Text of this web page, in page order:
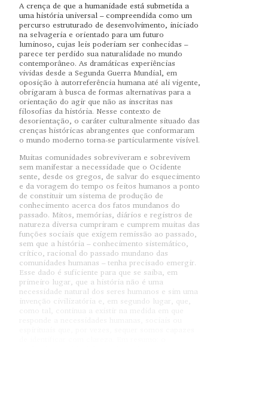
A crença de que a humanidade está submetida a
uma história universal – compreendida como um
percurso estruturado de desenvolvimento, iniciado
na selvageria e orientado para um futuro
luminoso, cujas leis poderiam ser conhecidas –
parece ter perdido sua naturalidade no mundo
contemporâneo. As dramáticas experiências
vividas desde a Segunda Guerra Mundial, em
oposição à autorreferência humana até ali vigente,
obrigaram à busca de formas alternativas para a
orientação do agir que não as inscritas nas
filosofias da história. Nesse contexto de
desorientação, o caráter culturalmente situado das
crenças históricas abrangentes que conformaram
o mundo moderno torna-se particularmente visível.
Muitas comunidades sobreviveram e sobrevivem
sem manifestar a necessidade que o Ocidente
sente, desde os gregos, de salvar do esquecimento
e da voragem do tempo os feitos humanos a ponto
de constituir um sistema de produção de
conhecimento acerca dos fatos mundanos do
passado. Mitos, memórias, diários e registros de
natureza diversa cumpriram e cumprem muitas das
funções sociais que exigem remissão ao passado,
sem que a história – conhecimento sistemático,
crítico, racional do passado mundano das
comunidades humanas – tenha precisado emergir.
Esse dado é suficiente para que se saiba, em
primeiro lugar, que a história não é uma
necessidade natural dos seres humanos e sim uma
invenção civilizatória e, em segundo lugar, que,
como tal, continua a existir na medida em que